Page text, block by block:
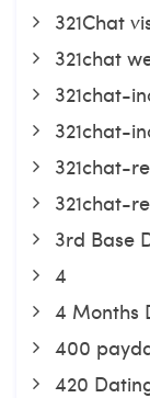
321Chat
321chat
321chat-
321chat-
321chat-
321chat-
3rd Base
4
4 Months
400
420